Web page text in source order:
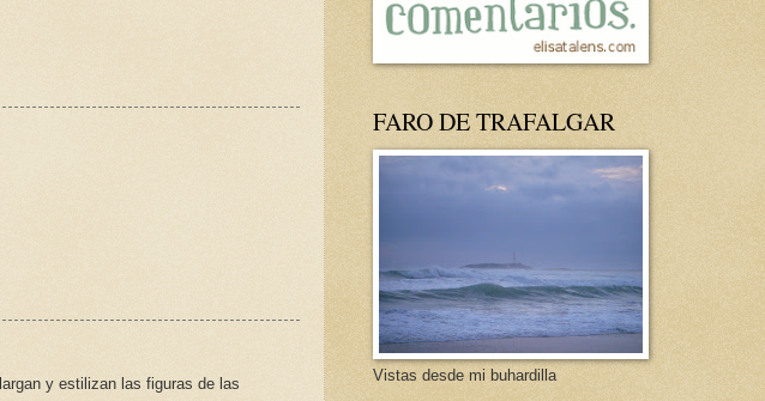
y estilizan las figuras de las
FARO DE TRAFALGAR
Vistas desde mi buhardilla